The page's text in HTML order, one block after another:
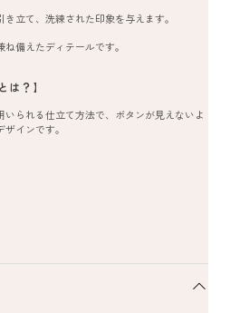
立て、洗練された印象を与えます。
備えたディテールです。
は？】
られる仕立て方法で、ボタンが見えないよ
インです。